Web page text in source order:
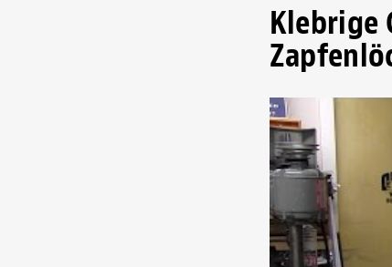
Klebrige